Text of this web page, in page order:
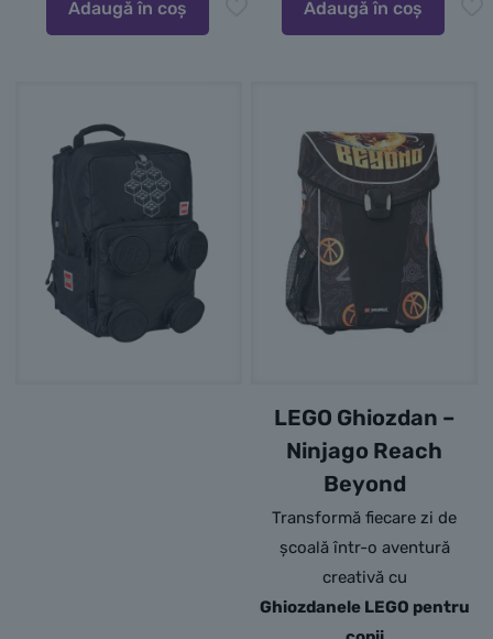
Adaugă în coș Adaugă în coș
LEGO Ghiozdan –
Ninjago Reach
Beyond
Transformă fiecare zi de
școală într-o aventură
creativă cu
Ghiozdanele LEGO pentru